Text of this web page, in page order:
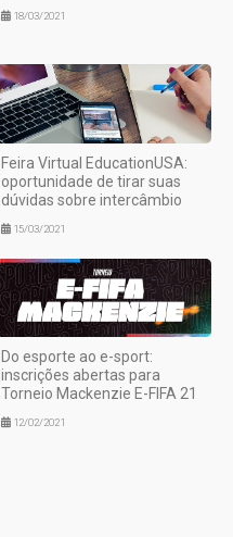
18/03/2021
Feira Virtual EducationUSA:
oportunidade de tirar suas
dúvidas sobre intercâmbio
15/03/2021
Do esporte ao e-sport:
inscrições abertas para
Torneio Mackenzie E-FIFA 21
12/02/2021